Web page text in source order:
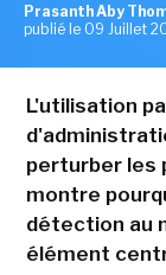
Prasanth Aby
publié le 09 Juillet
L'utilisation
perturber les
montre
détection au
élément